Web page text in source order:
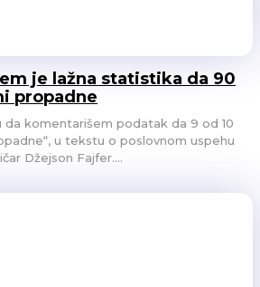
je lažna statistika da 90
propadne
da komentarišem podatak da 9 od 10
u tekstu o poslovnom uspehu
Džejson Fajfer....